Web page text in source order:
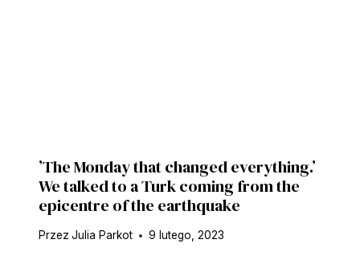
’The Monday that changed everything.’
We talked to a Turk coming from the
epicentre of the earthquake
Przez Julia Parkot 9 lutego, 2023